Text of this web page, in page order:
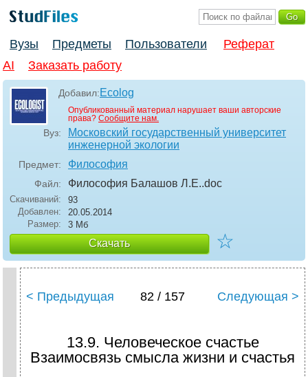
Вузы Предметы Пользователи
Реферат
AI
Заказать работу
Добавил:Ecolog
Опубликованный материал нарушает ваши авторские
права? Сообщите нам.
Вуз:
Московский государственный университет
инженерной экологии
Предмет: Философия
Файл: Философия Балашов Л.Е..doc
Скачиваний:
93
Добавлен:
20.05.2014
Размер:
3 Мб
Скачать ☆
< Предыдущая 82 / 157 Следующая >
13.9. Человеческое счастье
Взаимосвязь смысла жизни и счастья